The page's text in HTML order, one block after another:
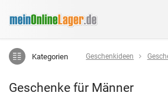
Kategorien Geschenkideen Geschenke
Geschenke für Männer